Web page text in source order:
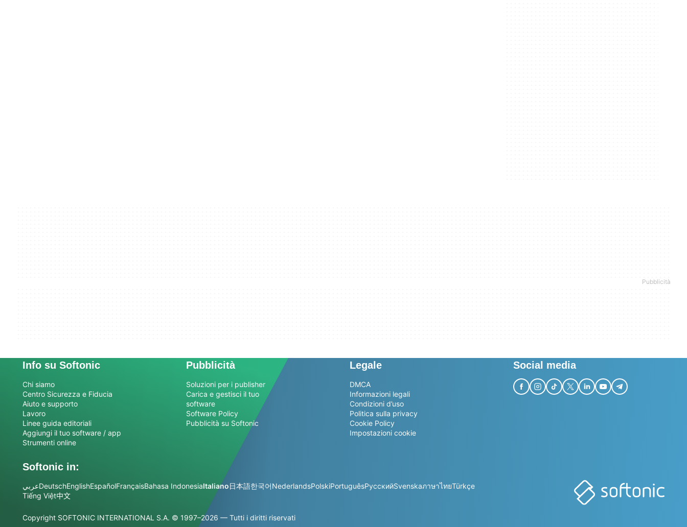
Info su Softonic
Chi siamo
Centro Sicurezza e Fiducia
Aiuto e supporto
Lavoro
Linee guida editoriali
Aggiungi il tuo software / app
Strumenti online
Pubblicità
Soluzioni per i publisher
Carica e gestisci il tuo
software
Software Policy
Pubblicità su Softonic
Legale
DMCA
Informazioni legali
Condizioni d’uso
Politica sulla privacy
Cookie Policy
Impostazioni cookie
Social media
Softonic in:
عربيDeutschEnglishEspañolFrançaisBahasa IndonesiaItaliano日本語한국어NederlandsPolskiPortuguêsРусскийSvenskaภาษาไทยTürkçe
Tiếng Việt中文
Copyright SOFTONIC INTERNATIONAL S.A. © 1997–2026 — Tutti i diritti riservati